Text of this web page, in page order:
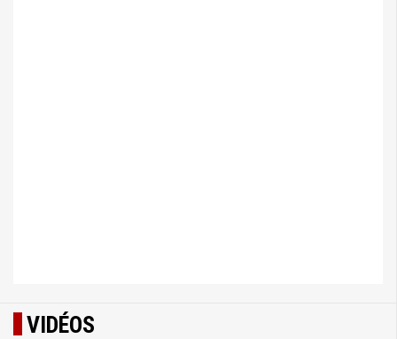
VIDÉOS